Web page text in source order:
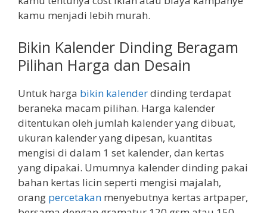
kamu menjadi lebih murah.
Bikin Kalender Dinding Beragam
Pilihan Harga dan Desain
Untuk harga bikin kalenderdinding terdapat
beraneka macam pilihan. Harga kalender
ditentukan oleh jumlah kalender yang dibuat,
ukuran kalender yang dipesan, kuantitas
mengisi di dalam 1 set kalender, dan kertas
yang dipakai. Umumnya kalender dinding pakai
bahan kertas licin seperti mengisi majalah,
orang percetakan menyebutnya kertas artpaper,